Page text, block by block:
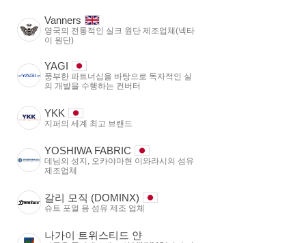
Vanners
영국의 전통적인 실크 원단 제조업체(넥타
이 원단)
YAGI
풍부한 파트너십을 바탕으로 독자적인 실
의 개발을 수행하는 컨버터
YKK
지퍼의 세계 최고 브랜드
YOSHIWA FABRIC
데님의 성지, 오카야마현 이와라시의 섬유
제조업체
갈리 모직 (DOMINX)
슈트 포멀 용 섬유 제조 업체
나가이 트위스티드 얀